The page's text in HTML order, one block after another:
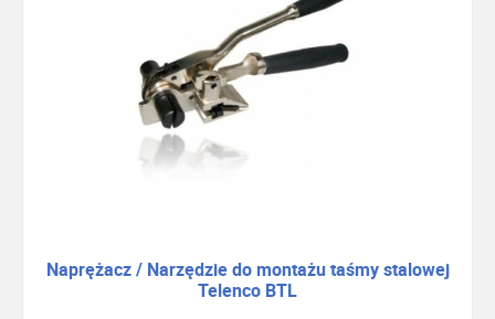
Naprężacz / Narzędzie do montażu taśmy stalowej
Telenco BTL